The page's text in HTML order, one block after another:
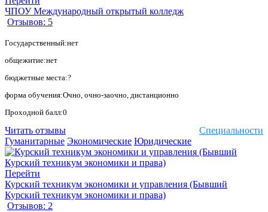
ЧПОУ Международный открытый колледж
Отзывов: 5
Государственный:нет
общежитие:нет
бюджетные места:?
форма обучения:Очно, очно-заочно, дистанционно
Проходной балл:0
Специальности
Читать отзывы
Гуманитарные Экономические Юридические
Перейти
Курский техникум экономики и управления (Бывший
Курский техникум экономики и права)
Отзывов: 2